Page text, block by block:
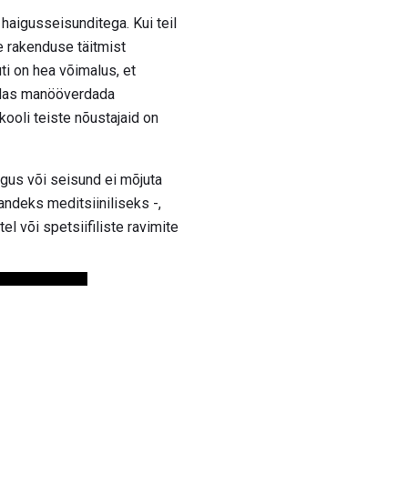
Kui teil
täitmist
on hea võimalus, et
manööverdada
teiste nõustajaid on
või seisund ei mõjuta
meditsiiniliseks -,
või spetsiifiliste ravimite